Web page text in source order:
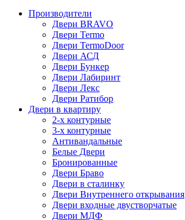
Производители
Двери BRAVO
Двери Termo
Двери TermoDoor
Двери АСД
Двери Бункер
Двери Лабиринт
Двери Лекс
Двери Ратибор
Двери в квартиру
2-х контурные
3-х контурные
Антивандальные
Белые Двери
Бронированные
Двери Браво
Двери в сталинку
Двери Внутреннего открывания
Двери входные двустворчатые
Двери МДФ